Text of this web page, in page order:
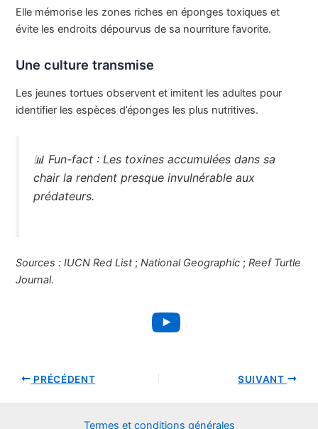
Elle mémorise les zones riches en éponges toxiques et
évite les endroits dépourvus de sa nourriture favorite.
Une culture transmise
Les jeunes tortues observent et imitent les adultes pour
identifier les espèces d’éponges les plus nutritives.
📊 Fun-fact : Les toxines accumulées dans sa
chair la rendent presque invulnérable aux
prédateurs.
Sources : IUCN Red List;National Geographic ;Reef Turtle
Journal.
YouTube
PRÉCÉDENT SUIVANT
Termes et conditions générales